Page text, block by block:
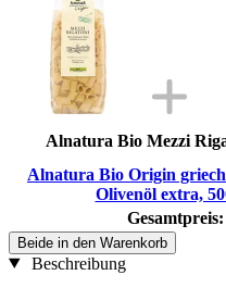
Alnatura Bio Mezzi
Alnatura Bio Origin
Olivenöl extra,
Gesamtpreis:
Beide in den Warenkorb
Beschreibung